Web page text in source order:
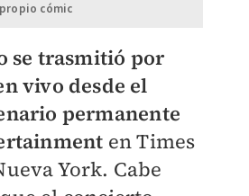
cómic
se trasmitió por
vivo desde el
permanente
en Times
York. Cabe